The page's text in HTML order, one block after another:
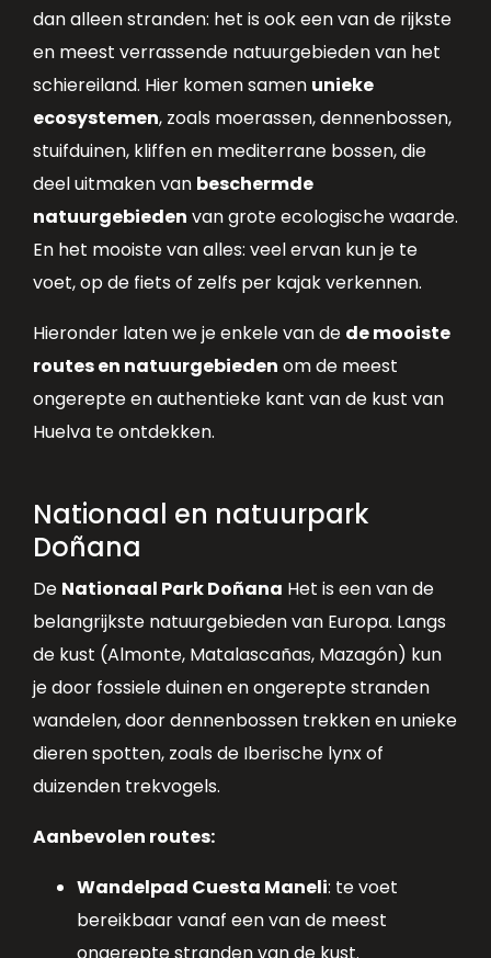
dan alleen stranden: het is ook een van de rijkste
en meest verrassende natuurgebieden van het
schiereiland. Hier komen samen unieke
ecosystemen, zoals moerassen, dennenbossen,
stuifduinen, kliffen en mediterrane bossen, die
deel uitmaken van beschermde
natuurgebieden van grote ecologische waarde.
En het mooiste van alles: veel ervan kun je te
voet, op de fiets of zelfs per kajak verkennen.
Hieronder laten we je enkele van de de mooiste
routes en natuurgebieden om de meest
ongerepte en authentieke kant van de kust van
Huelva te ontdekken.
Nationaal en natuurpark
Doñana
De Nationaal Park Doñana Het is een van de
belangrijkste natuurgebieden van Europa. Langs
de kust (Almonte, Matalascañas, Mazagón) kun
je door fossiele duinen en ongerepte stranden
wandelen, door dennenbossen trekken en unieke
dieren spotten, zoals de Iberische lynx of
duizenden trekvogels.
Aanbevolen routes:
Wandelpad Cuesta Maneli: te voet
bereikbaar vanaf een van de meest